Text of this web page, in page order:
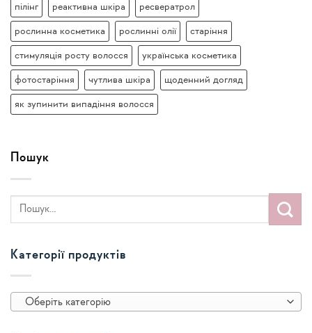
пілінг реактивна шкіра ресвератрол
рослинна косметика рослинні олії старіння
стимуляція росту волосся українська косметика
фотостаріння чутлива шкіра щоденний догляд
як зупинити випадіння волосся
Пошук
Категорії продуктів
Оберіть категорію